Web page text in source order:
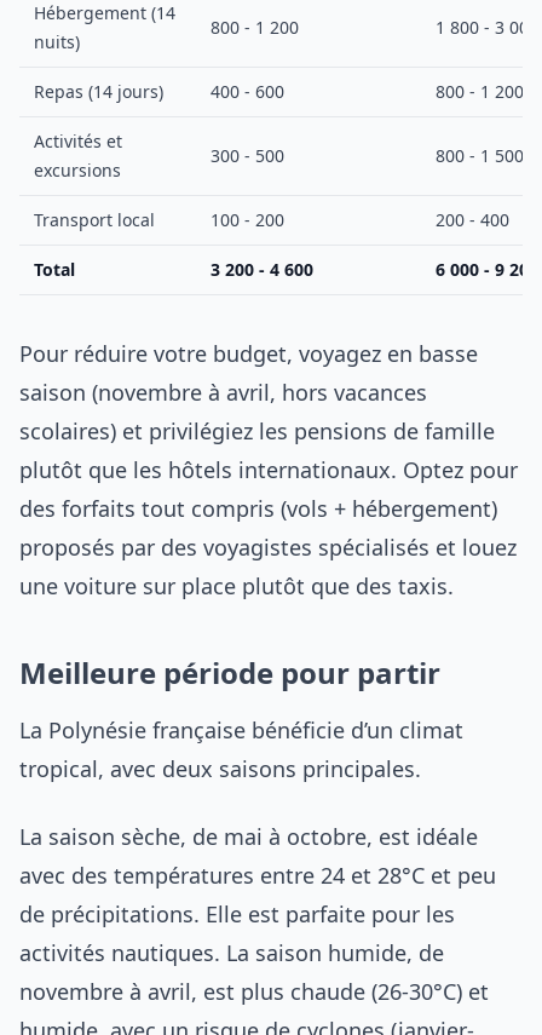
Hébergement (14
nuits)
800 - 1 200 1 800 - 3 000
Repas (14 jours) 400 - 600 800 - 1 200
Activités et
excursions
300 - 500 800 - 1 500
Transport local 100 - 200 200 - 400
Total 3 200 - 4 600 6 000 - 9 200
Pour réduire votre budget, voyagez en basse
saison (novembre à avril, hors vacances
scolaires) et privilégiez les pensions de famille
plutôt que les hôtels internationaux. Optez pour
des forfaits tout compris (vols + hébergement)
proposés par des voyagistes spécialisés et louez
une voiture sur place plutôt que des taxis.
Meilleure période pour partir
La Polynésie française bénéficie d’un climat
tropical, avec deux saisons principales.
La saison sèche, de mai à octobre, est idéale
avec des températures entre 24 et 28°C et peu
de précipitations. Elle est parfaite pour les
activités nautiques. La saison humide, de
novembre à avril, est plus chaude (26-30°C) et